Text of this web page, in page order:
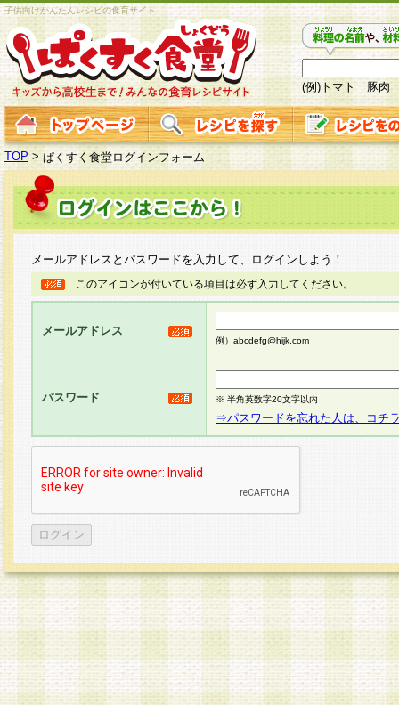
子供向けかんたんレシピの食育サイト
(例)トマト 豚肉
TOP > ぱくすく食堂ログインフォーム
メールアドレスとパスワードを入力して、ログインしよう！
このアイコンが付いている項目は必ず入力してください。
メールアドレス
例）abcdefg@hijk.com
パスワード ※ 半角英数字20文字以内
⇒パスワードを忘れた人は、コチ